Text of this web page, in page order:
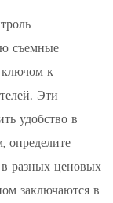
съемные
к
Эти
удобство в
определите
разных ценовых
заключаются в